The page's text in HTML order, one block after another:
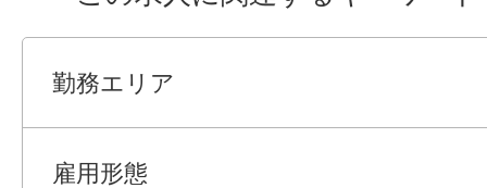
勤務エリア
雇用形態